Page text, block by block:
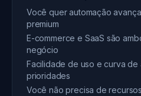
Você quer automação
premium
E-commerce e SaaS são
negócio
Facilidade de uso e curva
prioridades
Você não precisa de